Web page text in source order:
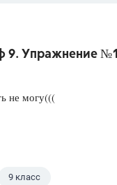
9. Упражнение
не могу(((
9 класс